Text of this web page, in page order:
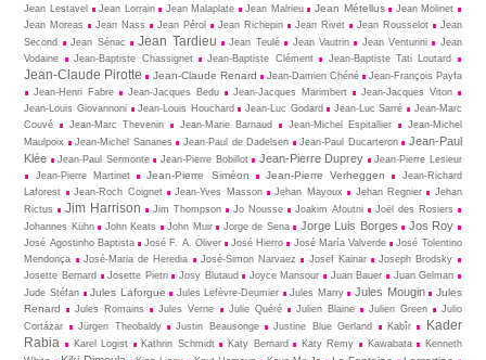
Jean Lestavel
Jean Lorrain Jean Malaplate Jean Malrieu Jean Métellus
Jean Molinet
Jean Moreas
Jean Nass Jean Pérol Jean Richepin Jean Rivet Jean Rousselot
Jean
Second
Jean Sénac Jean Tardieu Jean Teulé Jean Vautrin Jean Venturini
Jean
Vodaine
Jean-Baptiste Chassignet Jean-Baptiste Clément Jean-Baptiste Tati Loutard
Jean-Claude Pirotte Jean-Claude Renard Jean-Damien Chéné
Jean-François Payfa
Jean-Henri Fabre
Jean-Jacques Bedu Jean-Jacques Marimbert
Jean-Jacques Viton
Jean-Louis Giovannoni
Jean-Louis Houchard Jean-Luc Godard Jean-Luc Sarré
Jean-Marc
Couvé
Jean-Marc Thevenin Jean-Marie Barnaud Jean-Michel Espitallier
Jean-Michel
Maulpoix
Jean-Michel Sananes Jean-Paul de Dadelsen Jean-Paul Ducarteron
Jean-Paul
Klée
Jean-Paul Sermonte Jean-Pierre Bobillot Jean-Pierre Duprey
Jean-Pierre Lesieur
Jean-Pierre Martinet
Jean-Pierre Siméon Jean-Pierre Verheggen
Jean-Richard
Laforest
Jean-Roch Coignet Jean-Yves Masson Jehan Mayoux Jehan Regnier
Jehan
Rictus
Jim Harrison Jim Thompson Jo Nousse Joakim Afoutni
Joël des Rosiers
Johannes Kühn
John Keats John Muir Jorge de Sena Jorge Luis Borges Jos Roy
José Agostinho Baptista José F. A. Oliver José Hierro José María Valverde
José Tolentino
Mendonça
José-Maria de Heredia José-Simon Narvaez Josef Kainar
Joseph Brodsky
Josette Bernard
Josette Pietri Josy Blutaud Joyce Mansour Juan Bauer
Juan Gelman
Jude Stéfan
Jules Laforgue Jules Lefèvre-Deumier Jules Marry Jules Mougin
Jules
Renard
Jules Romains Jules Verne Julie Quéré Julien Blaine Julien Green
Julio
Cortázar
Jürgen Theobaldy Justin Beausonge Justine Blue Gerland Kabîr
Kader
Rabia
Karel Logist Kathrin Schmidt Katy Bernard Katy Remy Kawabata
Kenneth